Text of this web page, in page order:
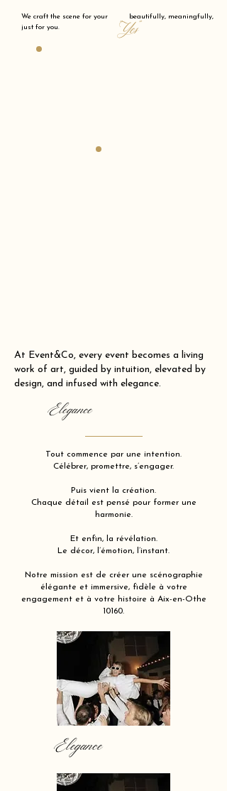
We craft the scene for your beautifully, meaningfully,
just for you.
"Yes"
At Event&Co, every event becomes a living
work of art, guided by intuition, elevated by
design, and infused with elegance.
Elegance
Tout commence par une intention.
Célébrer, promettre, s’engager.
Puis vient la création.
Chaque détail est pensé pour former une
harmonie.
Et enfin, la révélation.
Le décor, l’émotion, l’instant.
Notre mission est de créer une scénographie
élégante et immersive, fidèle à votre
engagement et à votre histoire à Aix-en-Othe
10160.
Elegance